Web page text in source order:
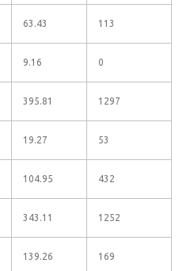
63.43 113
9.16 0
395.81 1297
19.27 53
104.95 432
343.11 1252
139.26 169